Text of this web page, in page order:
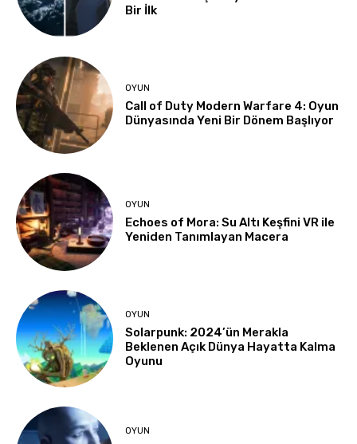
Bir İlk
OYUN
Call of Duty Modern Warfare 4: Oyun
Dünyasında Yeni Bir Dönem Başlıyor
OYUN
Echoes of Mora: Su Altı Keşfini VR ile
Yeniden Tanımlayan Macera
OYUN
Solarpunk: 2024’ün Merakla
Beklenen Açık Dünya Hayatta Kalma
Oyunu
OYUN